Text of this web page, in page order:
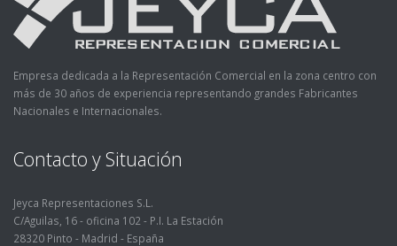
Empresa dedicada a la Representación Comercial en la zona centro con
más de 30 años de experiencia representando grandes Fabricantes
Nacionales e Internacionales.
Contacto y Situación
Jeyca Representaciones S.L.
C/Aguilas, 16 - oficina 102 - P.I. La Estación
28320 Pinto - Madrid - España